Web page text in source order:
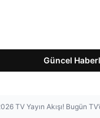
Güncel
TV Yayın Akışı! Bugün